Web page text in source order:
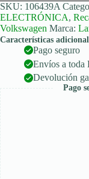
SKU: 106439A
ELECTRÓNICA,
Volkswagen Marca:
Características
Pago seguro
Envíos a toda
Devolución
Pago